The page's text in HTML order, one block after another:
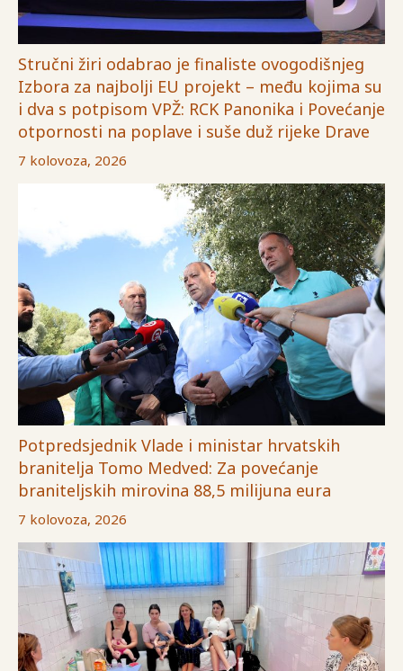
Stručni žiri odabrao je finaliste ovogodišnjeg
Izbora za najbolji EU projekt – među kojima su
i dva s potpisom VPŽ: RCK Panonika i Povećanje
otpornosti na poplave i suše duž rijeke Drave
7 kolovoza, 2026
Potpredsjednik Vlade i ministar hrvatskih
branitelja Tomo Medved: Za povećanje
braniteljskih mirovina 88,5 milijuna eura
7 kolovoza, 2026